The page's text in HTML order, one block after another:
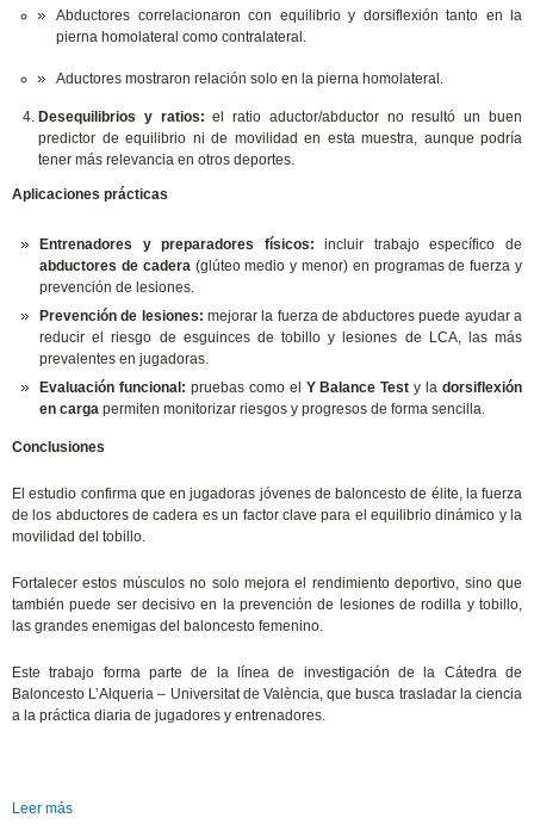
Abductores correlacionaron con equilibrio y dorsiflexión tanto en la
pierna homolateral como contralateral.
Aductores mostraron relación solo en la pierna homolateral.
Desequilibrios y ratios: el ratio aductor/abductor no resultó un buen
predictor de equilibrio ni de movilidad en esta muestra, aunque podría
tener más relevancia en otros deportes.
Aplicaciones prácticas
Entrenadores y preparadores físicos: incluir trabajo específico de
abductores de cadera (glúteo medio y menor) en programas de fuerza y
prevención de lesiones.
Prevención de lesiones: mejorar la fuerza de abductores puede ayudar a
reducir el riesgo de esguinces de tobillo y lesiones de LCA, las más
prevalentes en jugadoras.
Evaluación funcional: pruebas como el Y Balance Test y ladorsiflexión
en carga permiten monitorizar riesgos y progresos de forma sencilla.
Conclusiones
El estudio confirma que en jugadoras jóvenes de baloncesto de élite, la fuerza
de los abductores de cadera es un factor clave para el equilibrio dinámico y la
movilidad del tobillo.
Fortalecer estos músculos no solo mejora el rendimiento deportivo, sino que
también puede ser decisivo en la prevención de lesiones de rodilla y tobillo,
las grandes enemigas del baloncesto femenino.
Este trabajo forma parte de la línea de investigación de la Cátedra de
Baloncesto L’Alqueria – Universitat de València, que busca trasladar la ciencia
a la práctica diaria de jugadores y entrenadores.
Leer más